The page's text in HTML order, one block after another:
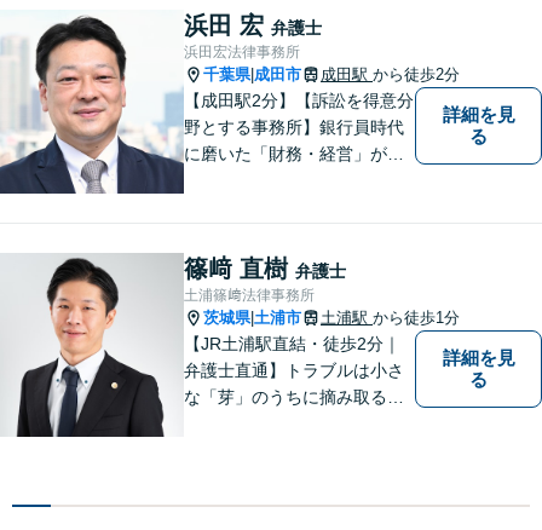
す。どんな些細なことでも構
いませんので、遠慮なくご相
談ください。
浜田 宏 弁護士
浜田宏法律事務所
千葉県| 成田市 成田駅 から徒歩2分
【成田駅2分】【訴訟を得意分
野とする事務所】銀行員時代
に磨いた「財務・経営」が強
すいパートナーを目指してい
ます。【元裁判官の弁護士も
在籍】企業法務を中心に、個
人案件にも対応
詳細を見
る
篠﨑 直樹 弁護士
土浦篠﨑法律事務所
茨城県| 土浦市 土浦駅 から徒歩1分
【JR土浦駅直結・徒歩2分｜
弁護士直通】トラブルは小さ
な「芽」のうちに摘み取るこ
詳細を見
る